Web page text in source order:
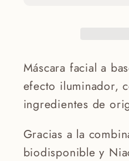
Máscara facial a
efecto iluminador,
ingredientes de
Gracias a la
biodisponible y